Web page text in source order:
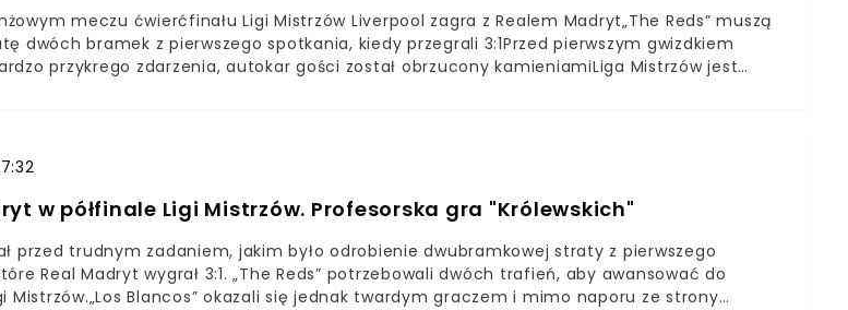
meczu ćwierćfinału Ligi Mistrzów Liverpool zagra z Realem Madryt„The Reds” muszą
dwóch bramek z pierwszego spotkania, kiedy przegrali 3:1Przed pierwszym gwizdkiem
przykrego zdarzenia, autokar gości został obrzucony kamieniamiLiga Mistrzów jest
piłkarzy gości. Autokar „Los Blancos” w drodze na stadion został obrzucony
w półfinale Ligi Mistrzów. Profesorska gra "Królewskich"
przed trudnym zadaniem, jakim było odrobienie dwubramkowej straty z pierwszego
Real Madryt wygrał 3:1. „The Reds” potrzebowali dwóch trafień, aby awansować do
Mistrzów.„Los Blancos” okazali się jednak twardym graczem i mimo naporu ze strony